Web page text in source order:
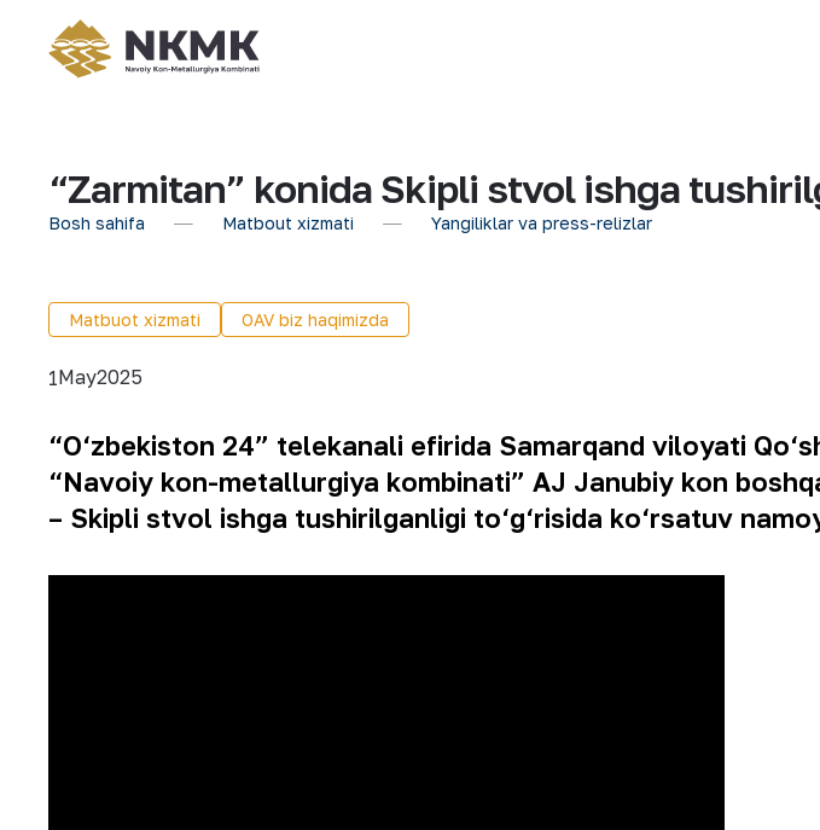
“Zarmitan” konida Skipli stvol ishga
Bosh sahifa Matbout xizmati Yangiliklar va press-relizlar
Matbuot xizmati OAV biz haqimizda
1May2025
“O‘zbekiston 24” telekanali efirida Samarqand viloyati
“Navoiy kon-metallurgiya kombinati” AJ Janubiy kon
– Skipli stvol ishga tushirilganligi to‘g‘risida ko‘rsatuv